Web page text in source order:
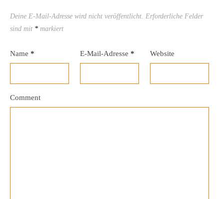
Deine E-Mail-Adresse wird nicht veröffentlicht. Erforderliche Felder
sind mit * markiert
Name * E-Mail-Adresse * Website
Comment